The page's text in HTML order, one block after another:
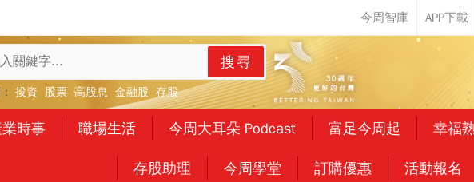
搜尋
投資 股票 高股息 金融股 存股
時事 職場生活 今周大耳朵 Podcast 富足今周起 幸福
存股助理 今周學堂 訂購優惠 活動報名